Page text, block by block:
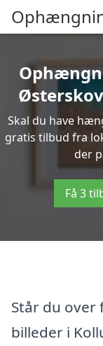
Skal du have
gratis tilbud fra
der
Få 3
Står du
billeder i